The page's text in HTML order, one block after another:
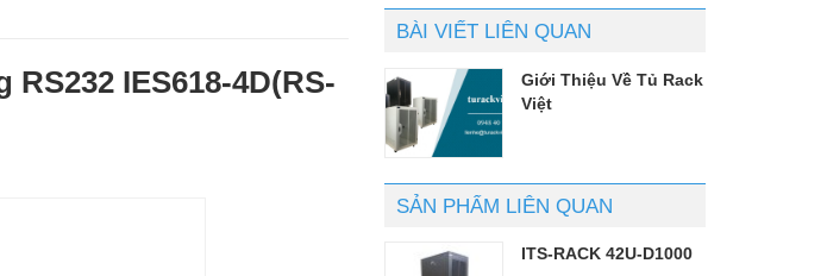
IES618-4D(RS-
BÀI VIẾT LIÊN QUAN
Giới Thiệu Về Tủ Rack
Việt
SẢN PHẨM LIÊN QUAN
ITS-RACK 42U-D1000